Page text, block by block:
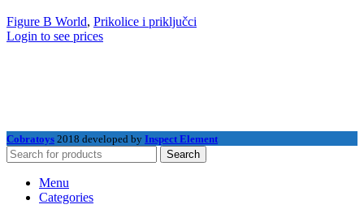
Figure B World, Prikolice i priključci
Login to see prices
Cobratoys 2018 developed by Inspect Element
Search
Menu
Categories